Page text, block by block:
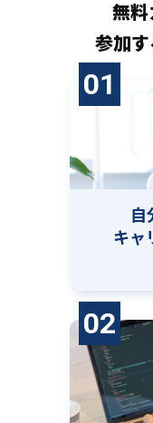
無料
参加す
01
自
キャ
02